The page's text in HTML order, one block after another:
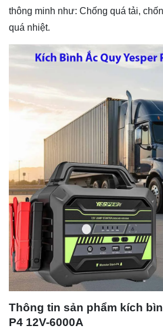
thông minh như: Chống quá tải,
quá nhiệt.
Thông tin sản phẩm kích
P4 12V-6000A